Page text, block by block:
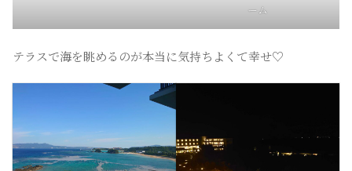
ーム
テラスで海を眺めるのが本当に気持ちよくて幸せ♡